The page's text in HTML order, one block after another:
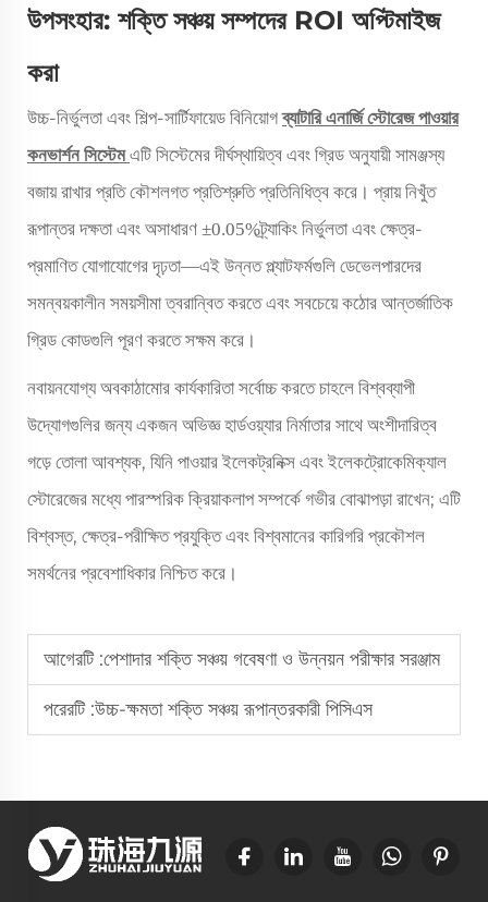
উপসংহার: শক্তি সঞ্চয় সম্পদের ROI অপ্টিমাইজ
করা
উচ্চ-নির্ভুলতা এবং শিল্প-সার্টিফায়েড বিনিয়োগব্যাটারি এনার্জি স্টোরেজ পাওয়ার
কনভার্শন সিস্টেমএটি সিস্টেমের দীর্ঘস্থায়িত্ব এবং গ্রিড অনুযায়ী সামঞ্জস্য
বজায় রাখার প্রতি কৌশলগত প্রতিশ্রুতি প্রতিনিধিত্ব করে। প্রায় নিখুঁত
রূপান্তর দক্ষতা এবং অসাধারণ ±0.05%ট্র্যাকিং নির্ভুলতা এবং ক্ষেত্র-
প্রমাণিত যোগাযোগের দৃঢ়তা—এই উন্নত প্ল্যাটফর্মগুলি ডেভেলপারদের
সমন্বয়কালীন সময়সীমা ত্বরান্বিত করতে এবং সবচেয়ে কঠোর আন্তর্জাতিক
গ্রিড কোডগুলি পূরণ করতে সক্ষম করে।
নবায়নযোগ্য অবকাঠামোর কার্যকারিতা সর্বোচ্চ করতে চাহলে বিশ্বব্যাপী
উদ্যোগগুলির জন্য একজন অভিজ্ঞ হার্ডওয়্যার নির্মাতার সাথে অংশীদারিত্ব
গড়ে তোলা আবশ্যক, যিনি পাওয়ার ইলেকট্রনিক্স এবং ইলেকট্রোকেমিক্যাল
স্টোরেজের মধ্যে পারস্পরিক ক্রিয়াকলাপ সম্পর্কে গভীর বোঝাপড়া রাখেন; এটি
বিশ্বস্ত, ক্ষেত্র-পরীক্ষিত প্রযুক্তি এবং বিশ্বমানের কারিগরি প্রকৌশল
সমর্থনের প্রবেশাধিকার নিশ্চিত করে।
আগেরটি :পেশাদার শক্তি সঞ্চয় গবেষণা ও উন্নয়ন পরীক্ষার সরঞ্জাম
পরেরটি :উচ্চ-ক্ষমতা শক্তি সঞ্চয় রূপান্তরকারী পিসিএস